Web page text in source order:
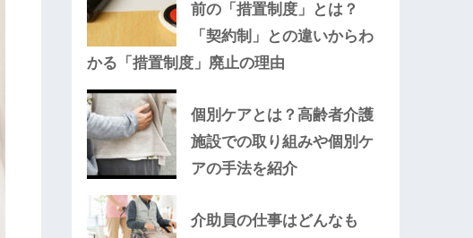
前の「措置制度」とは？
「契約制」との違いからわ
かる「措置制度」廃止の理由
個別ケアとは？高齢者介護
施設での取り組みや個別ケ
アの手法を紹介
介助員の仕事はどんなも